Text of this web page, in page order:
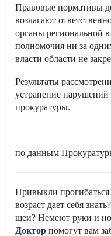
Правовые нормативы
возлагают
органы региональной
полномочия ни за
власти области не
Результаты
устранение нарушений
прокуратуры.
по данным
Привыкли
возраст дает себя
шеи? Немеют руки и
Доктор помогут вам